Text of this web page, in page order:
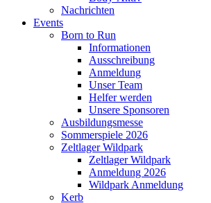
Nachrichten
Events
Born to Run
Informationen
Ausschreibung
Anmeldung
Unser Team
Helfer werden
Unsere Sponsoren
Ausbildungsmesse
Sommerspiele 2026
Zeltlager Wildpark
Zeltlager Wildpark
Anmeldung 2026
Wildpark Anmeldung
Kerb